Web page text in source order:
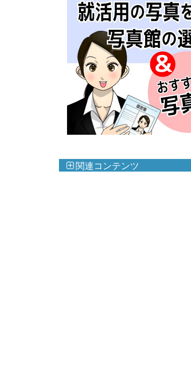
関連コンテンツ